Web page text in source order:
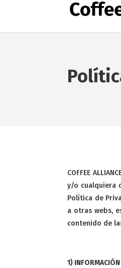
COFFEE
y/o cualquiera
Política de
a otras webs,
contenido de
1)